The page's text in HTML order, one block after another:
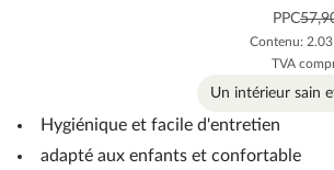
PPC
Contenu: 2.03
TVA
Un intérieur sain
Hygiénique et facile d'entretien
adapté aux enfants et confortable